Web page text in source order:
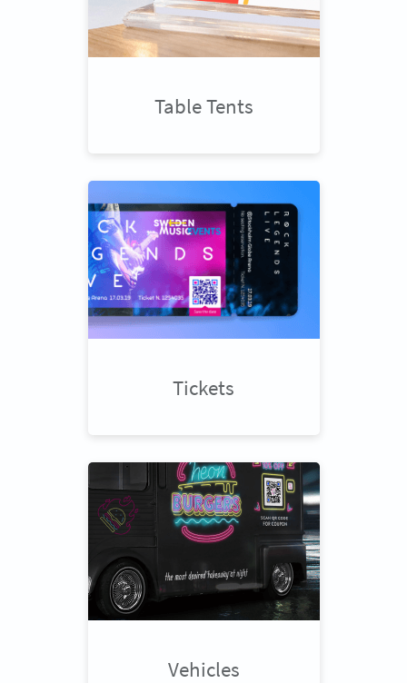
Table Tents
Tickets
Vehicles